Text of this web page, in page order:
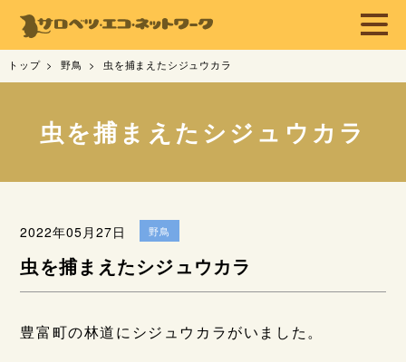
トップ 野鳥 虫を捕まえたシジュウカラ
虫を捕まえたシジュウカラ
2022年05月27日 野鳥
虫を捕まえたシジュウカラ
豊富町の林道にシジュウカラがいました。